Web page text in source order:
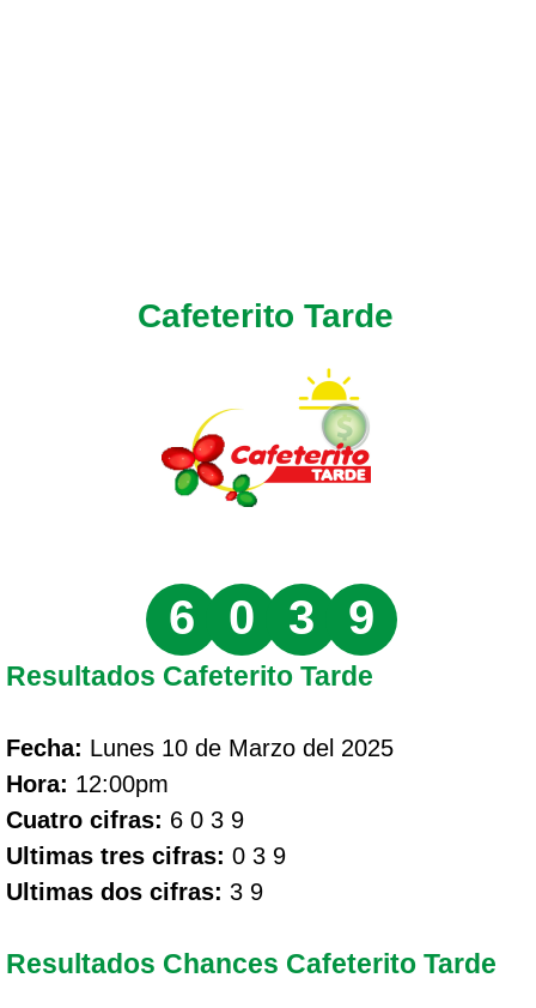
Cafeterito Tarde
6 0 3 9
Resultados Cafeterito Tarde
Fecha: Lunes 10 de Marzo del 2025
Hora: 12:00pm
Cuatro cifras: 6 0 3 9
Ultimas tres cifras: 0 3 9
Ultimas dos cifras: 3 9
Resultados Chances Cafeterito Tarde